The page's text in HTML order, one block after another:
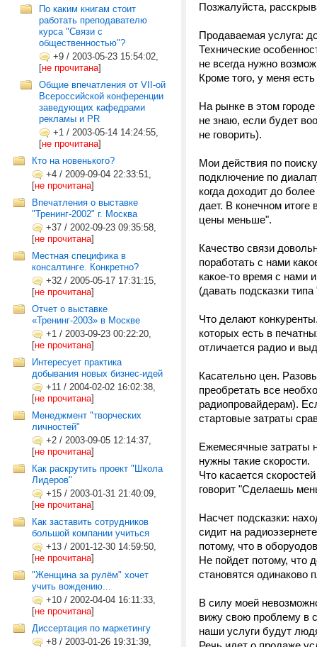
По каким книгам стоит
работать преподавателю
курса "Связи с
общественностью"?
+9 / 2003-05-23 15:54:02,
[не прочитана]
Общие впечатления от VII-ой
Всероссийской конференции
заведующих кафедрами
рекламы и PR
+1 / 2003-05-14 14:24:55,
[не прочитана]
Кто на новенького?
+4 / 2009-09-04 22:33:51,
[не прочитана]
Впечатления о выставке
"Тренинг-2002" г. Москва
+37 / 2002-09-23 09:35:58,
[не прочитана]
Местная специфика в
консалтинге. Конкретно?
+32 / 2005-05-17 17:31:15,
[не прочитана]
Отчет о выставке
«Тренинг-2003» в Москве
+1 / 2003-09-23 00:22:20,
[не прочитана]
Интересует практика
добывания новых бизнес-идей
+11 / 2004-02-02 16:02:38,
[не прочитана]
Менеджмент "творческих
личностей"
+2 / 2003-09-05 12:14:37,
[не прочитана]
Как раскрутить проект "Школа
Лидеров"
+15 / 2003-01-31 21:40:09,
[не прочитана]
Как заставить сотрудников
большой компании учиться
+13 / 2001-12-30 14:59:50,
[не прочитана]
"Женщина за рулём" хочет
учить вождению...
+10 / 2002-04-04 16:11:33,
[не прочитана]
Диссертация по маркетингу
+8 / 2003-01-26 19:31:39,
Позжалуйста,
Продаваемая услуга:
Технические
не всегда нужно
Кроме того, у меня
На рынке в этом городе
не знаю, если будет
не говорить).
Мои действия по
подключение по
когда доходит до
дает. В конечном
цены меньше".
Качество связи
поработать с нами
какое-то время с нами
(давать подсказки
Что делают
которых есть в
отличается радио и
Касательно цен.
преобретать все
радиопровайдерам).
стартовые затраты
Ежемесячные затраты
нужны такие скорости.
Что касается
говорит "Сделаешь
Насчет подсказки:
сидит на
потому, что в
Не пойдет потому, что
становятся одинаково
В силу моей
вижу свою проблему в
наши услуги будут